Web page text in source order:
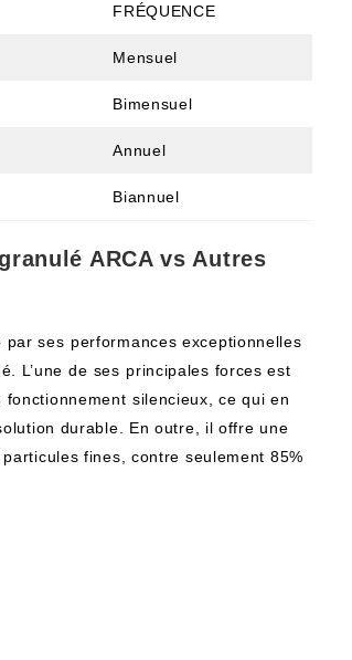
FRÉQUENCE
Mensuel
Bimensuel
Annuel
Biannuel
ARCA vs ‌Autres‍
par ses ⁤performances‌ exceptionnelles
L’une de ⁤ses ⁤principales forces est
⁢silencieux, ce qui en
durable. En outre, il offre une⁤
fines, contre seulement 85%